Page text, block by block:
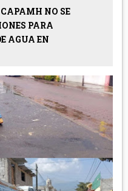
NO SE
PARA
AGUA EN